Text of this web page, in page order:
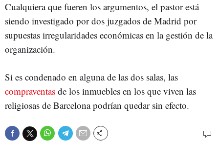
Cualquiera que fueren los argumentos, el pastor está
siendo investigado por dos juzgados de Madrid por
supuestas irregularidades económicas en la gestión de la
organización.
Si es condenado en alguna de las dos salas, las
compraventas de los inmuebles en los que viven las
religiosas de Barcelona podrían quedar sin efecto.